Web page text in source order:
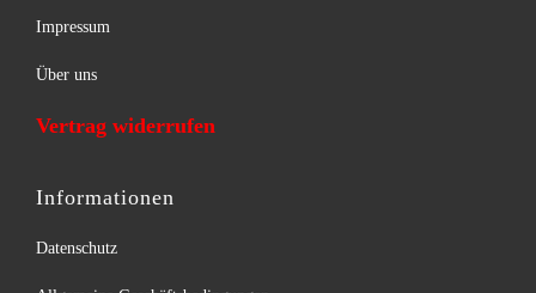
Impressum
Über uns
Vertrag widerrufen
Informationen
Datenschutz